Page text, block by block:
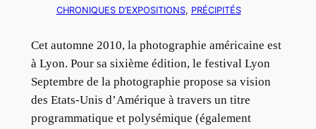
CHRONIQUES D’EXPOSITIONS, PRÉCIPITÉS
Cet automne 2010, la photographie américaine est
à Lyon. Pour sa sixième édition, le festival Lyon
Septembre de la photographie propose sa vision
des Etats-Unis d’Amérique à travers un titre
programmatique et polysémique (également